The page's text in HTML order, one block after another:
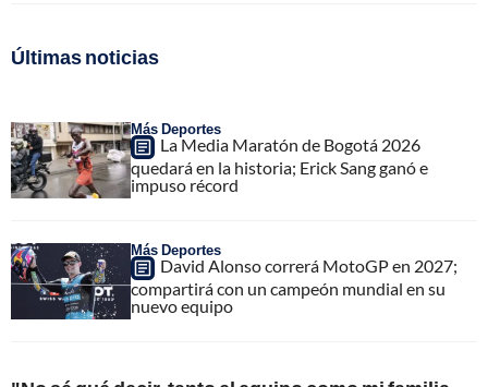
Últimas noticias
Más Deportes
La Media Maratón de Bogotá 2026
quedará en la historia; Erick Sang ganó e
impuso récord
Más Deportes
David Alonso correrá MotoGP en 2027;
compartirá con un campeón mundial en su
nuevo equipo